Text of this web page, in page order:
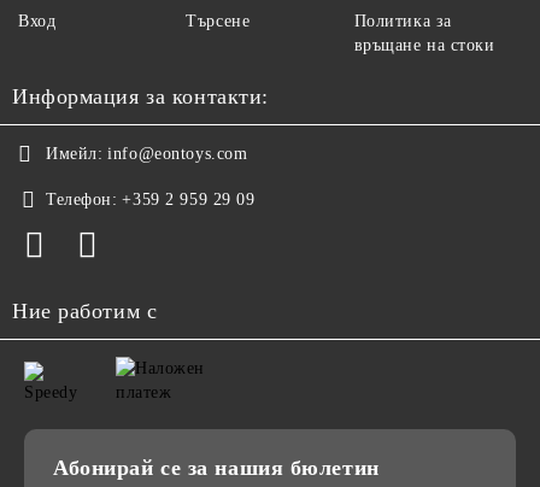
Вход Търсене
Политика за
връщане на стоки
Информация за контакти:
Имейл: info@eontoys.com
Телефон: +359 2 959 29 09
Ние работим с
Абонирай се за нашия бюлетин